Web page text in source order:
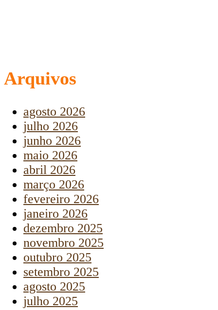
Arquivos
agosto 2026
julho 2026
junho 2026
maio 2026
abril 2026
março 2026
fevereiro 2026
janeiro 2026
dezembro 2025
novembro 2025
outubro 2025
setembro 2025
agosto 2025
julho 2025